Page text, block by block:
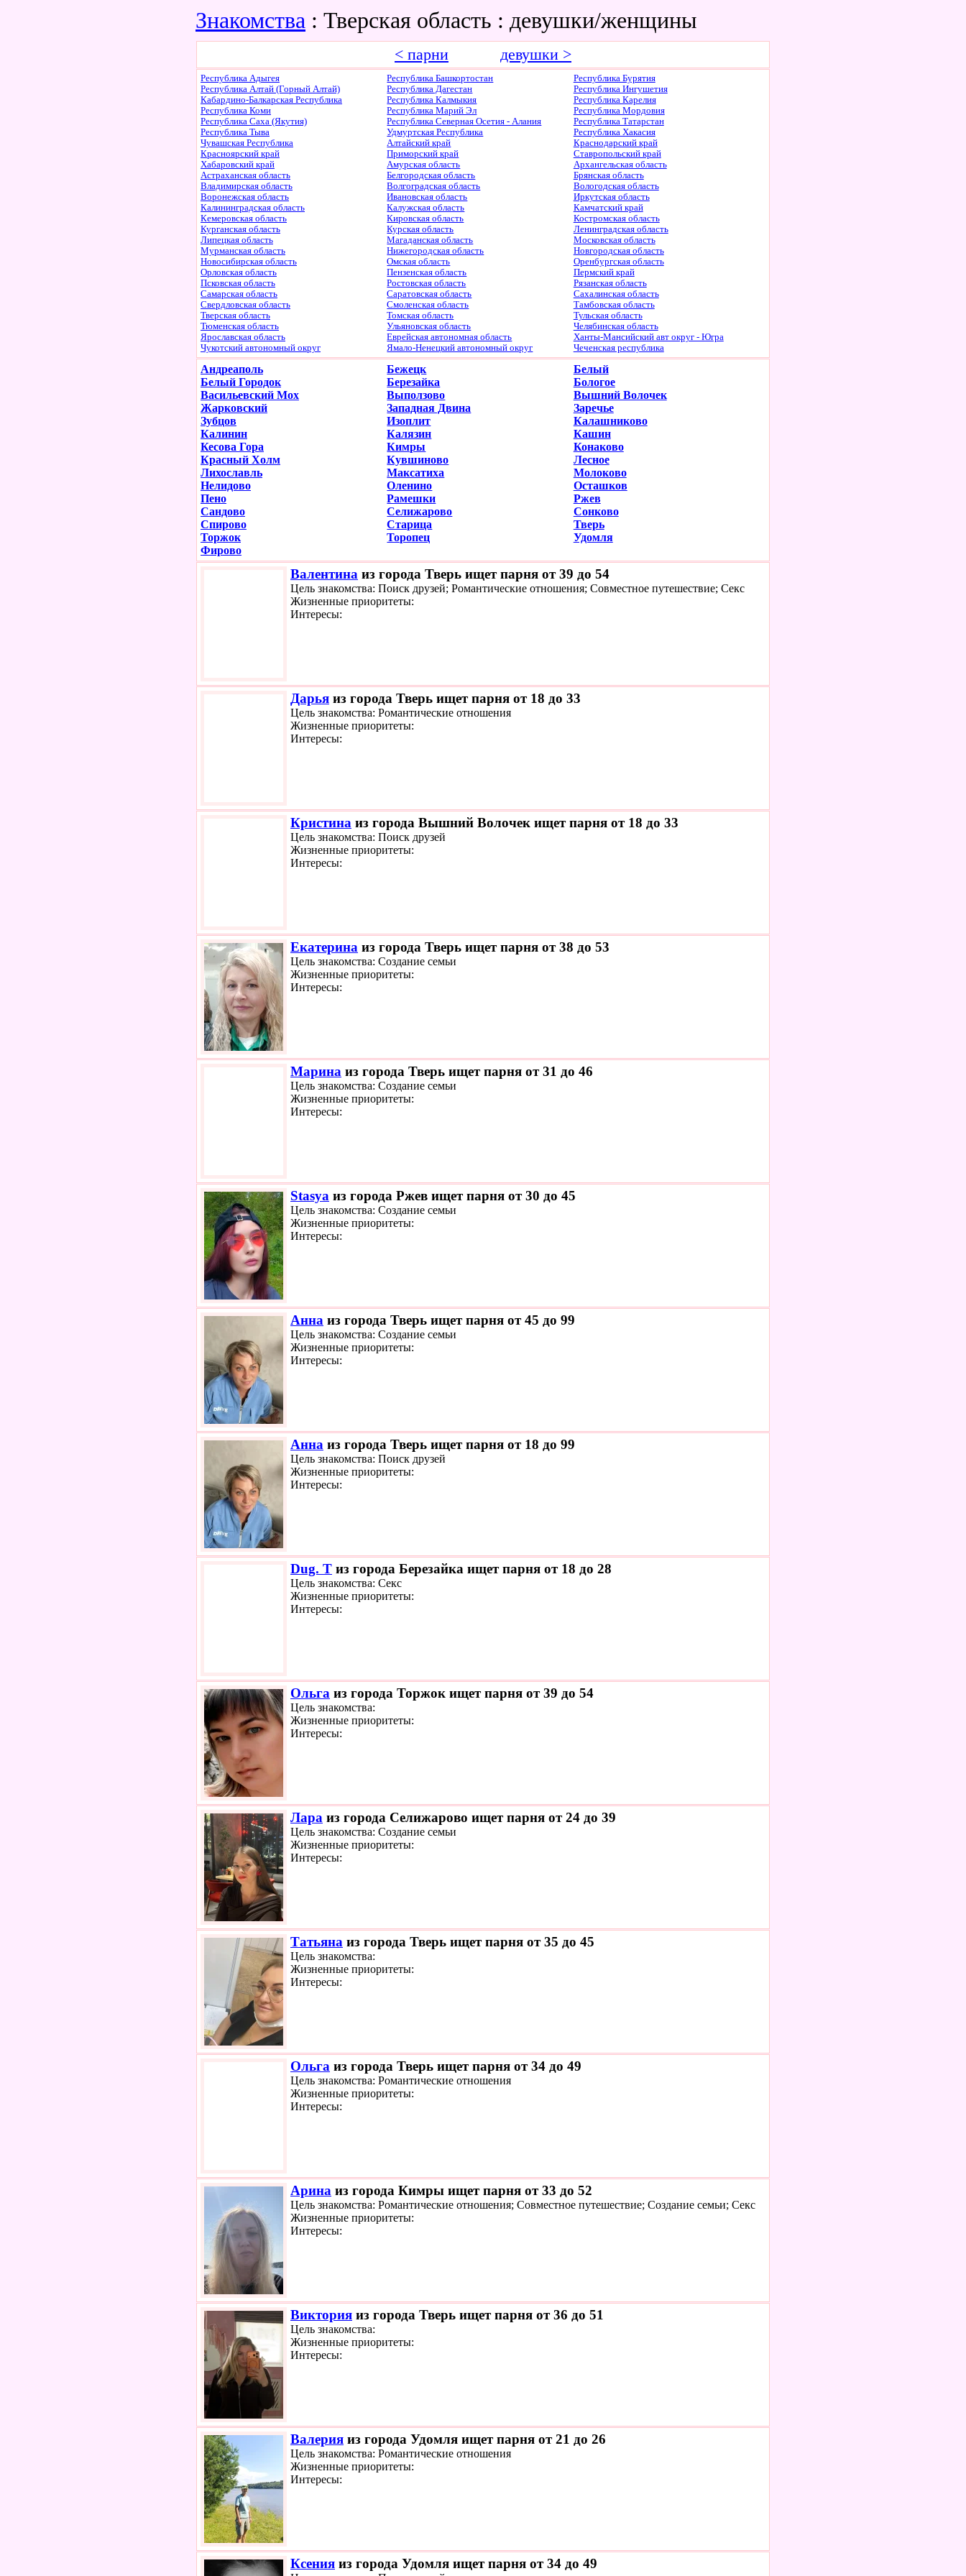
Знакомства : Тверская область : девушки/женщины
< парни девушки >
Республика Адыгея Республика Башкортостан
Республика Бурятия
Республика Алтай (Горный Алтай)
Республика Дагестан
Республика Ингушетия
Кабардино-Балкарская Республика
Республика Калмыкия
Республика Карелия
Республика Коми
Республика Марий Эл
Республика Мордовия
Республика Саха (Якутия)
Республика Северная Осетия - Алания
Республика Татарстан
Республика Тыва
Удмуртская Республика
Республика Хакасия
Чувашская Республика
Алтайский край
Краснодарский край
Красноярский край
Приморский край
Ставропольский край
Хабаровский край
Амурская область
Архангельская область
Астраханская область
Белгородская область
Брянская область
Владимирская область
Волгоградская область
Вологодская область
Воронежская область
Ивановская область
Иркутская область
Калининградская область
Калужская область
Камчатский край
Кемеровская область
Кировская область
Костромская область
Курганская область
Курская область
Ленинградская область
Липецкая область
Магаданская область
Московская область
Мурманская область
Нижегородская область
Новгородская область
Новосибирская область
Омская область
Оренбургская область
Орловская область
Пензенская область
Пермский край
Псковская область
Ростовская область
Рязанская область
Самарская область
Саратовская область
Сахалинская область
Свердловская область
Смоленская область
Тамбовская область
Тверская область
Томская область
Тульская область
Тюменская область
Ульяновская область
Челябинская область
Ярославская область
Еврейская автономная область
Ханты-Мансийский авт округ - Югра
Чукотский автономный округ
Ямало-Ненецкий автономный округ Чеченская республика
Андреаполь Бежецк
Белый
Белый Городок
Березайка
Бологое
Васильевский Мох
Выползово
Вышний Волочек
Жарковский
Западная Двина
Заречье
Зубцов
Изоплит
Калашниково
Калинин
Калязин
Кашин
Кесова Гора
Кимры
Конаково
Красный Холм
Кувшиново
Лесное
Лихославль
Максатиха
Молоково
Нелидово
Оленино
Осташков
Пено
Рамешки
Ржев
Сандово
Селижарово
Сонково
Спирово
Старица
Тверь
Торжок
Торопец
Удомля
Фирово
Валентина из города Тверь ищет парня от 39 до 54
Цель знакомства: Поиск друзей; Романтические отношения; Совместное путешествие; Секс
Жизненные приоритеты:
Интересы:
Дарья из города Тверь ищет парня от 18 до 33
Цель знакомства: Романтические отношения
Жизненные приоритеты:
Интересы:
Кристина из города Вышний Волочек ищет парня от 18 до 33
Цель знакомства: Поиск друзей
Жизненные приоритеты:
Интересы:
Екатерина из города Тверь ищет парня от 38 до 53
Цель знакомства: Создание семьи
Жизненные приоритеты:
Интересы:
Марина из города Тверь ищет парня от 31 до 46
Цель знакомства: Создание семьи
Жизненные приоритеты:
Интересы:
Stasya из города Ржев ищет парня от 30 до 45
Цель знакомства: Создание семьи
Жизненные приоритеты:
Интересы:
Анна из города Тверь ищет парня от 45 до 99
Цель знакомства: Создание семьи
Жизненные приоритеты:
Интересы:
Анна из города Тверь ищет парня от 18 до 99
Цель знакомства: Поиск друзей
Жизненные приоритеты:
Интересы:
Dug. T из города Березайка ищет парня от 18 до 28
Цель знакомства: Секс
Жизненные приоритеты:
Интересы:
Ольга из города Торжок ищет парня от 39 до 54
Цель знакомства:
Жизненные приоритеты:
Интересы:
Лара из города Селижарово ищет парня от 24 до 39
Цель знакомства: Создание семьи
Жизненные приоритеты:
Интересы:
Татьяна из города Тверь ищет парня от 35 до 45
Цель знакомства:
Жизненные приоритеты:
Интересы:
Ольга из города Тверь ищет парня от 34 до 49
Цель знакомства: Романтические отношения
Жизненные приоритеты:
Интересы:
Арина из города Кимры ищет парня от 33 до 52
Цель знакомства: Романтические отношения; Совместное путешествие; Создание семьи; Секс
Жизненные приоритеты:
Интересы:
Виктория из города Тверь ищет парня от 36 до 51
Цель знакомства:
Жизненные приоритеты:
Интересы:
Валерия из города Удомля ищет парня от 21 до 26
Цель знакомства: Романтические отношения
Жизненные приоритеты:
Интересы:
Ксения из города Удомля ищет парня от 34 до 49